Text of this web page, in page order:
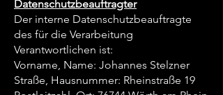
Datenschutzbeauftragter
Der interne Datenschutzbeauftragte
des für die Verarbeitung
Verantwortlichen ist:
Vorname, Name: Johannes Stelzner
Straße, Hausnummer: Rheinstraße 19